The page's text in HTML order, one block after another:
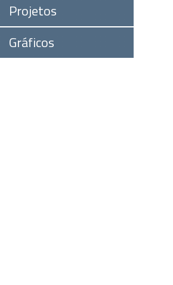
Projetos
Gráficos